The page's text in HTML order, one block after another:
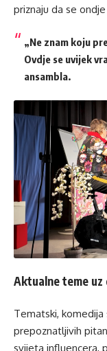
priznaju da se
„Ne znam koju
Ovdje se uvijek
ansambla.
Aktualne teme
Tematski,
prepoznatljivih
svijeta influencera,